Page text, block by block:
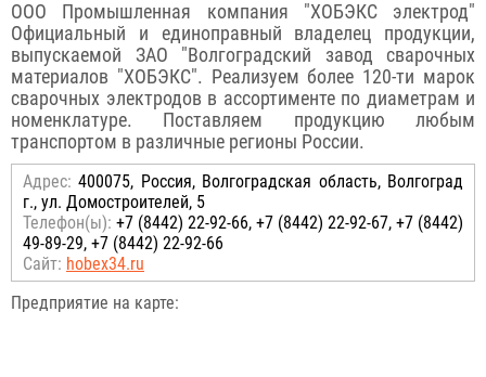
ООО Промышленная компания "ХОБЭКС электрод"
Официальный и единоправный владелец продукции,
выпускаемой ЗАО "Волгоградский завод сварочных
материалов "ХОБЭКС". Реализуем более 120-ти марок
сварочных электродов в ассортименте по диаметрам и
номенклатуре. Поставляем продукцию любым
транспортом в различные регионы России.
Адрес: 400075, Россия, Волгоградская область, Волгоград
г., ул. Домостроителей, 5
Телефон(ы): +7 (8442) 22-92-66, +7 (8442) 22-92-67, +7 (8442)
49-89-29, +7 (8442) 22-92-66
Сайт: hobex34.ru
Предприятие на карте: